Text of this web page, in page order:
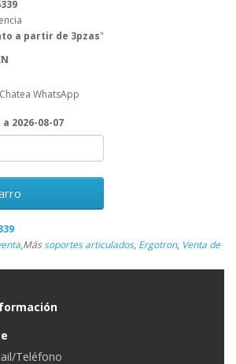
a partir de 3pzas"
Chatea WhatsApp
2026-08-07
,Mássoportes articulados, Ergotron, Venta de
Teléfono